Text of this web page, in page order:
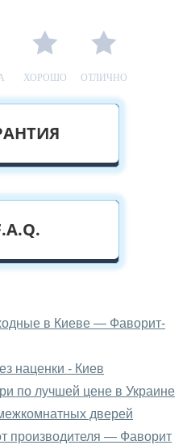
ХОРОШО ОТЛИЧНО
вживую?
входные в нашем
магазин?
и входных
в Киеве — Фаворит-
наценки - Киев
по лучшей цене в Украине
дверей
производителя — Фаворит